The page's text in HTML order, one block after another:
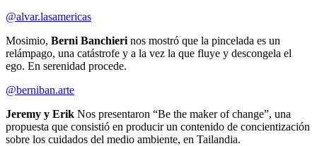
@alvar.lasamericas
Mosimio, Berni Banchieri nos mostró que la pincelada es un
relámpago, una catástrofe y a la vez la que fluye y descongela el
ego. En serenidad procede.
@berniban.arte
Jeremy y Erik Nos presentaron “Be the maker of change”, una
propuesta que consistió en producir un contenido de concientización
sobre los cuidados del medio ambiente, en Tailandia.